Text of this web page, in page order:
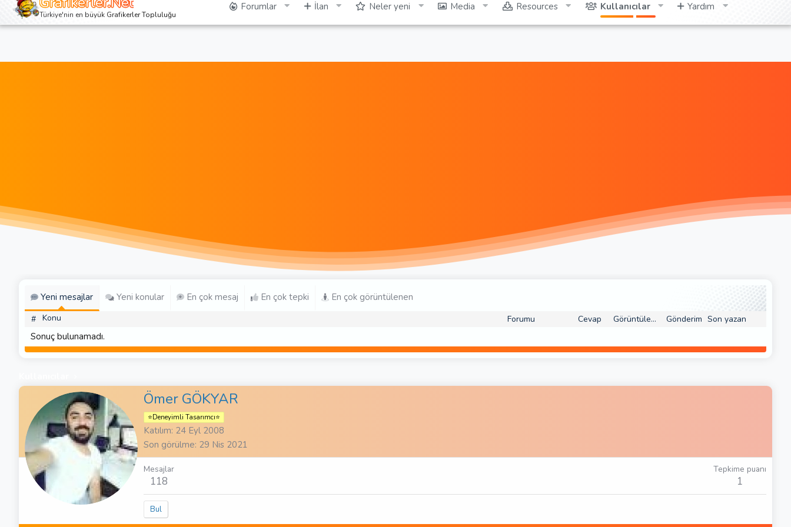
Giriş yap Kayıt ol
Türkiye'nin en büyük Grafikerler Topluluğu
Forumlar İlan Neler yeni Media Resources Kullanıcılar Yardım
Yeni mesajlar Yeni konular En çok mesaj En çok tepki En çok görüntülenen
# Konu Forumu Cevap Görüntüleme Gönderim Son yazan
Sonuç bulunamadı.
Ömer GÖKYAR
⭐Deneyimli Tasarımcı⭐
Katılım 24 Eyl 2008
Son görülme 29 Nis 2021
Mesajlar
118
Tepkime puanı
1
Bul